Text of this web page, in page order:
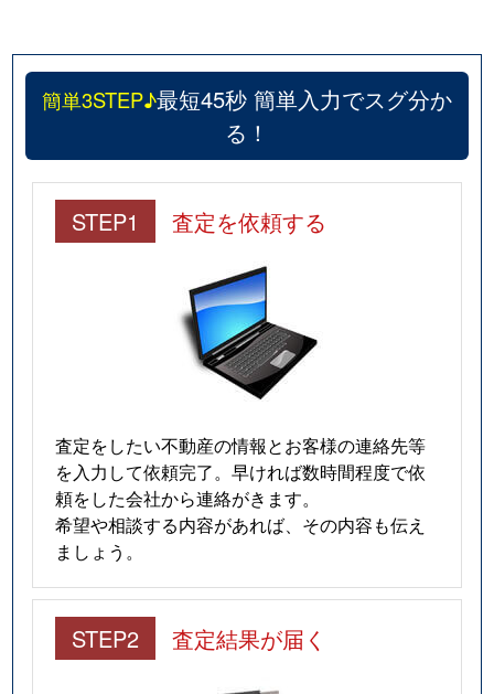
簡単3STEP♪最短45秒 簡単入力でスグ分か
る！
STEP1 査定を依頼する
査定をしたい不動産の情報とお客様の連絡先等
を入力して依頼完了。早ければ数時間程度で依
頼をした会社から連絡がきます。
希望や相談する内容があれば、その内容も伝え
ましょう。
STEP2 査定結果が届く